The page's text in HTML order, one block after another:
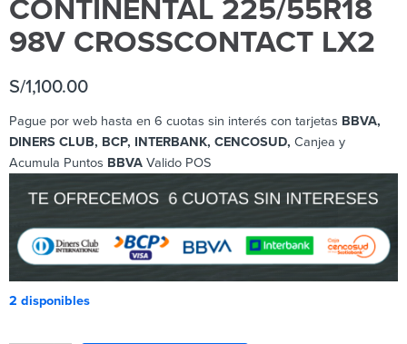
CONTINENTAL 225/55R18
98V CROSSCONTACT LX2
S/1,100.00
Pague por web hasta en 6 cuotas sin interés con tarjetas BBVA,
DINERS CLUB, BCP, INTERBANK, CENCOSUD, Canjea y
Acumula Puntos BBVA Valido POS
2 disponibles